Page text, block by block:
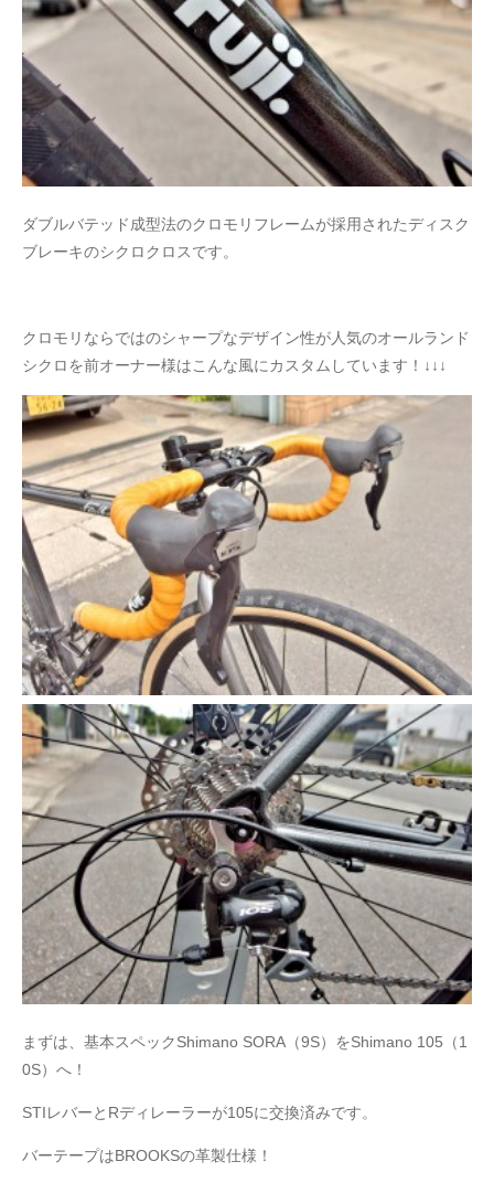
ダブルバテッド成型法のクロモリフレームが採用されたディスク
ブレーキのシクロクロスです。
クロモリならではのシャープなデザイン性が人気のオールランド
シクロを前オーナー様はこんな風にカスタムしています！↓↓↓
まずは、基本スペックShimano SORA（9S）をShimano 105（1
0S）へ！
STIレバーとRディレーラーが105に交換済みです。
バーテープはBROOKSの革製仕様！